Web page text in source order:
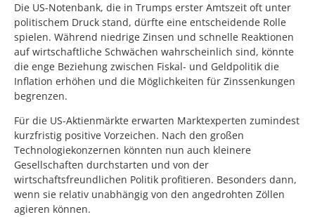
Die US-Notenbank, die in Trumps erster Amtszeit oft unter
politischem Druck stand, dürfte eine entscheidende Rolle
spielen. Während niedrige Zinsen und schnelle Reaktionen
auf wirtschaftliche Schwächen wahrscheinlich sind, könnte
die enge Beziehung zwischen Fiskal- und Geldpolitik die
Inflation erhöhen und die Möglichkeiten für Zinssenkungen
begrenzen.
Für die US-Aktienmärkte erwarten Marktexperten zumindest
kurzfristig positive Vorzeichen. Nach den großen
Technologiekonzernen könnten nun auch kleinere
Gesellschaften durchstarten und von der
wirtschaftsfreundlichen Politik profitieren. Besonders dann,
wenn sie relativ unabhängig von den angedrohten Zöllen
agieren können.